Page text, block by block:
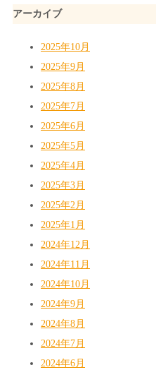
アーカイブ
2025年10月
2025年9月
2025年8月
2025年7月
2025年6月
2025年5月
2025年4月
2025年3月
2025年2月
2025年1月
2024年12月
2024年11月
2024年10月
2024年9月
2024年8月
2024年7月
2024年6月